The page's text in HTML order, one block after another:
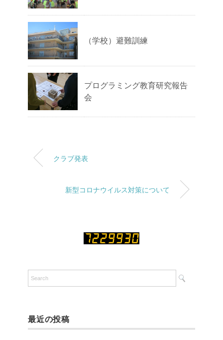
（学校）避難訓練
プログラミング教育研究報告
会
クラブ発表
新型コロナウイルス対策について
最近の投稿